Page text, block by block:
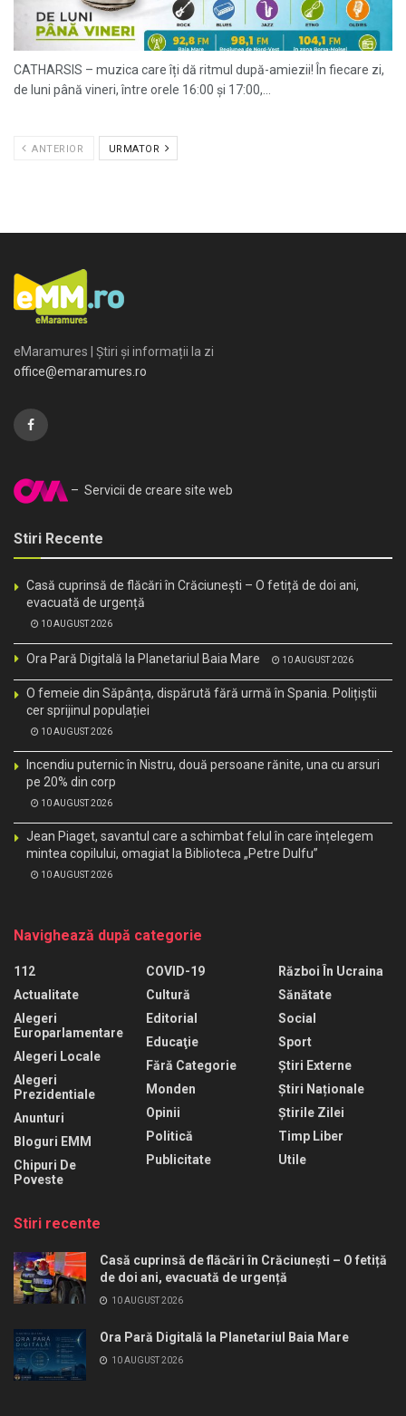
CATHARSIS – muzica care îți dă ritmul după-amiezii! În fiecare zi,
de luni până vineri, între orele 16:00 și 17:00,...
ANTERIOR URMATOR
eMaramures | Știri și informații la zi
office@emaramures.ro
– Servicii de creare site web
Stiri Recente
Casă cuprinsă de flăcări în Crăciunești – O fetiță de doi ani,
evacuată de urgență
10 AUGUST 2026
Ora Pară Digitală la Planetariul Baia Mare 10 AUGUST 2026
O femeie din Săpânța, dispărută fără urmă în Spania. Polițiștii
cer sprijinul populației
10 AUGUST 2026
Incendiu puternic în Nistru, două persoane rănite, una cu arsuri
pe 20% din corp
10 AUGUST 2026
Jean Piaget, savantul care a schimbat felul în care înțelegem
mintea copilului, omagiat la Biblioteca „Petre Dulfu”
10 AUGUST 2026
Navighează după categorie
112
Actualitate
Alegeri
Europarlamentare
Alegeri Locale
Alegeri
Prezidentiale
Anunturi
Bloguri EMM
Chipuri De
Poveste
COVID-19
Cultură
Editorial
Educaţie
Fără Categorie
Monden
Opinii
Politică
Publicitate
Război În Ucraina
Sănătate
Social
Sport
Știri Externe
Știri Naționale
Știrile Zilei
Timp Liber
Utile
Stiri recente
Casă cuprinsă de flăcări în Crăciunești – O fetiță
de doi ani, evacuată de urgență
10 AUGUST 2026
Ora Pară Digitală la Planetariul Baia Mare
10 AUGUST 2026